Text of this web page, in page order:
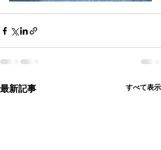
最新記事 すべて表示